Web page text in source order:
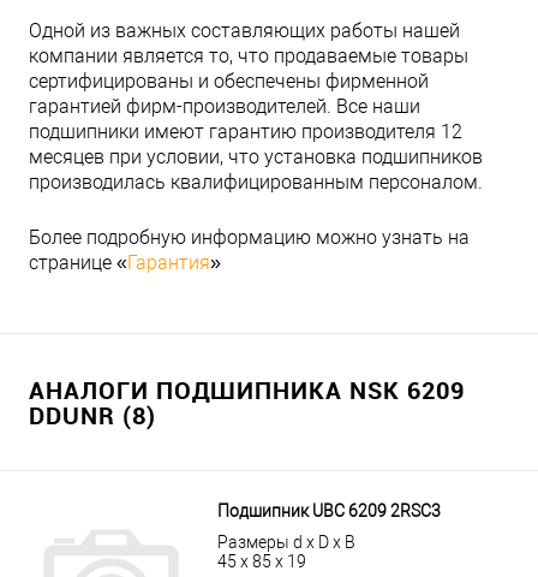
Одной из важных составляющих работы нашей
компании является то, что продаваемые товары
сертифицированы и обеспечены фирменной
гарантией фирм-производителей. Все наши
подшипники имеют гарантию производителя 12
месяцев при условии, что установка подшипников
производилась квалифицированным персоналом.
Более подробную информацию можно узнать на
странице «Гарантия»
АНАЛОГИ ПОДШИПНИКА NSK 6209
DDUNR (8)
Подшипник UBC 6209 2RSС3
Размеры d x D x B
45 x 85 x 19